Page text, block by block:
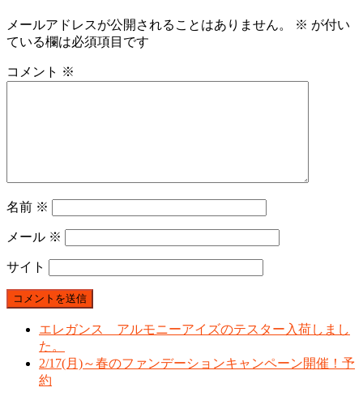
メールアドレスが公開されることはありません。 ※ が付い
ている欄は必須項目です
コメント ※
名前 ※
メール ※
サイト
エレガンス アルモニーアイズのテスター入荷しまし
た。
2/17(月)～春のファンデーションキャンペーン開催！予
約